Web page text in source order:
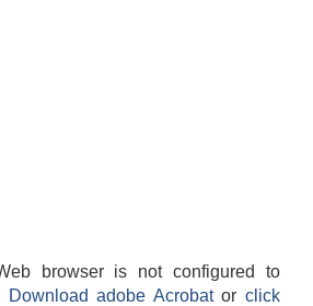
browser is not configured to
Download adobe Acrobatorclick